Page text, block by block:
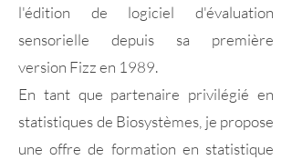
l'édition de logiciel d'évaluation
sensorielle depuis sa première
version Fizz en 1989.
En tant que partenaire privilégié en
statistiques de Biosystèmes, je propose
une offre de formation en statistique